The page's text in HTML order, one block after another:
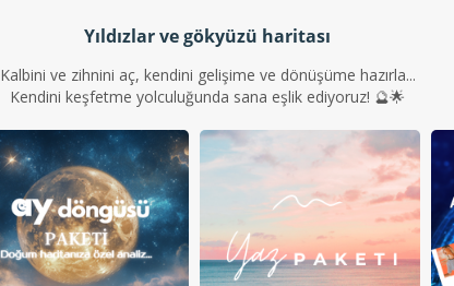
Yıldızlar ve gökyüzü haritası
Kalbini ve zihnini aç, kendini gelişime ve dönüşüme hazırla...
Kendini keşfetme yolculuğunda sana eşlik ediyoruz! 🔮🌟